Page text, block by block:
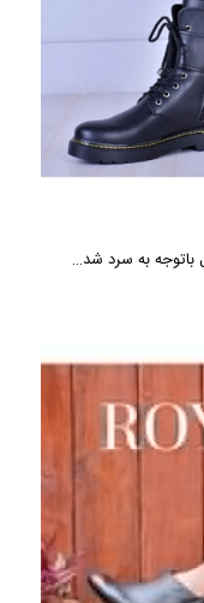
باتوجه به سرد شد…